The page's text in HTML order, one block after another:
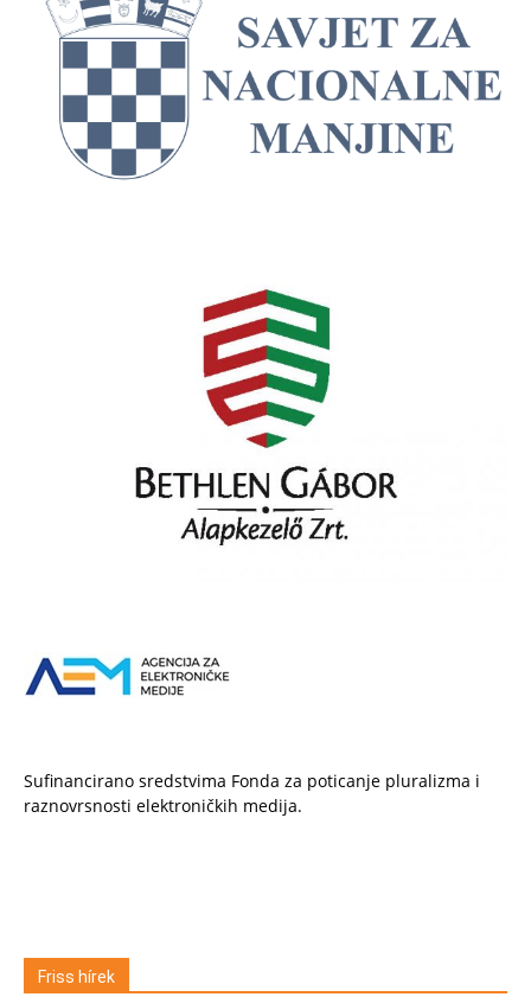
Sufinancirano sredstvima Fonda za poticanje pluralizma i
raznovrsnosti elektroničkih medija.
Friss hírek